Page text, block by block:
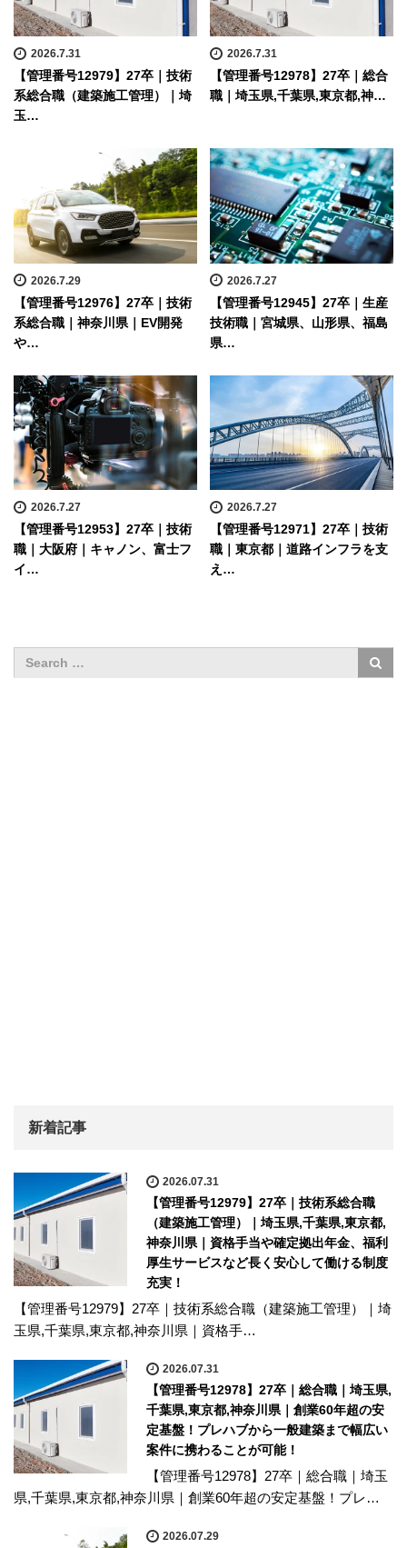
2026.7.31
【管理番号12979】27卒｜技術
系総合職（建築施工管理）｜埼
玉…
2026.7.31
【管理番号12978】27卒｜総合
職｜埼玉県,千葉県,東京都,神…
2026.7.29
【管理番号12976】27卒｜技術
系総合職｜神奈川県｜EV開発
や…
2026.7.27
【管理番号12945】27卒｜生産
技術職｜宮城県、山形県、福島
県…
2026.7.27
【管理番号12953】27卒｜技術
職｜大阪府｜キャノン、富士フ
イ…
2026.7.27
【管理番号12971】27卒｜技術
職｜東京都｜道路インフラを支
え…
新着記事
2026.07.31
【管理番号12979】27卒｜技術系総合職
（建築施工管理）｜埼玉県,千葉県,東京都,
神奈川県｜資格手当や確定拠出年金、福利
厚生サービスなど長く安心して働ける制度
充実！
【管理番号12979】27卒｜技術系総合職（建築施工管理）｜埼
玉県,千葉県,東京都,神奈川県｜資格手…
2026.07.31
【管理番号12978】27卒｜総合職｜埼玉県,
千葉県,東京都,神奈川県｜創業60年超の安
定基盤！プレハブから一般建築まで幅広い
案件に携わることが可能！
【管理番号12978】27卒｜総合職｜埼玉
県,千葉県,東京都,神奈川県｜創業60年超の安定基盤！プレ…
2026.07.29